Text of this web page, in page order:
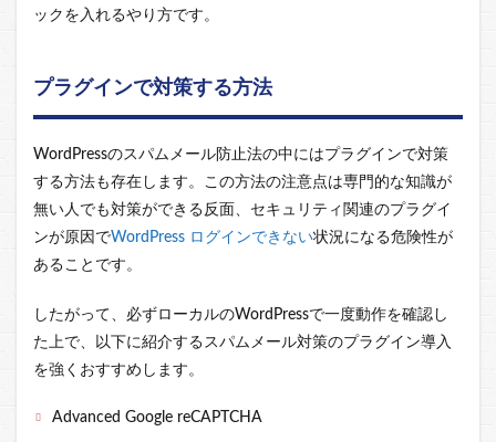
ックを入れるやり方です。
プラグインで対策する方法
WordPressのスパムメール防止法の中にはプラグインで対策
する方法も存在します。この方法の注意点は専門的な知識が
無い人でも対策ができる反面、セキュリティ関連のプラグイ
ンが原因でWordPress ログインできない状況になる危険性が
あることです。
したがって、必ずローカルのWordPressで一度動作を確認し
た上で、以下に紹介するスパムメール対策のプラグイン導入
を強くおすすめします。
Advanced Google reCAPTCHA